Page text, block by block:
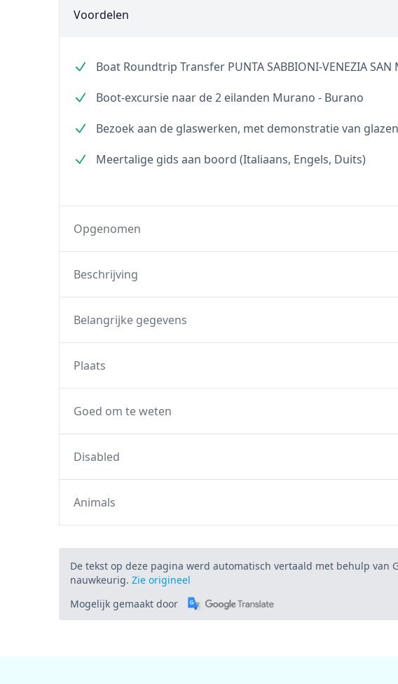
Voordelen
Boat Roundtrip Transfer PUNTA SABBIONI-VENEZIA SAN
Boot-excursie naar de 2 eilanden Murano - Burano
Bezoek aan de glaswerken, met demonstratie van
Meertalige gids aan boord (Italiaans, Engels, Duits)
Opgenomen
Beschrijving
Belangrijke gegevens
Plaats
Goed om te weten
Disabled
Animals
De tekst op deze pagina werd automatisch vertaald met behulp van
nauwkeurig. Zie origineel
Mogelijk gemaakt door